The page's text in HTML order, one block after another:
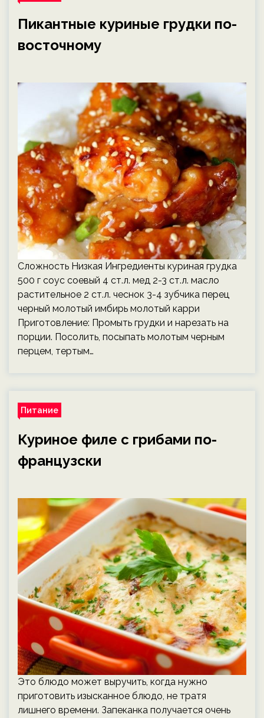
Пикантные куриные грудки по-
восточному
Сложность Низкая Ингредиенты куриная грудка
500 г соус соевый 4 ст.л. мед 2-3 ст.л. масло
растительное 2 ст.л. чеснок 3-4 зубчика перец
черный молотый имбирь молотый карри
Приготовление: Промыть грудки и нарезать на
порции. Посолить, посыпать молотым черным
перцем, тертым…
Питание
Куриное филе с грибами по-
французски
Это блюдо может выручить, когда нужно
приготовить изысканное блюдо, не тратя
лишнего времени. Запеканка получается очень